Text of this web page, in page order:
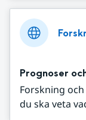
Prognoser
Forskning
du ska veta